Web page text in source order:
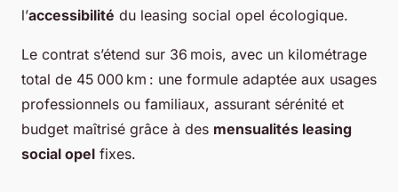
l’accessibilité du leasing social opel écologique.
Le contrat s’étend sur 36 mois, avec un kilométrage
total de 45 000 km : une formule adaptée aux usages
professionnels ou familiaux, assurant sérénité et
budget maîtrisé grâce à des mensualités leasing
social opel fixes.